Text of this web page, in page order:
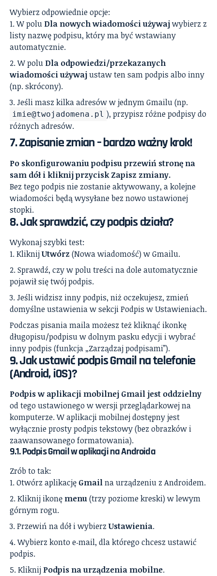
Wybierz odpowiednie opcje:
W polu Dla nowych wiadomości używajwybierz z
listy nazwę podpisu, który ma być wstawiany
automatycznie.
W polu Dla odpowiedzi/przekazanych
wiadomości używajustaw ten sam podpis albo inny
(np. skrócony).
Jeśli masz kilka adresów w jednym Gmailu (np.
imie@twojadomena.pl ), przypisz różne podpisy do
różnych adresów.
7. Zapisanie zmian – bardzo ważny krok!
Po skonfigurowaniu podpisu przewiń stronę na
sam dół i kliknij przycisk Zapisz zmiany.
Bez tego podpis nie zostanie aktywowany, a kolejne
wiadomości będą wysyłane bez nowo ustawionej
stopki.
8. Jak sprawdzić, czy podpis działa?
Wykonaj szybki test:
KliknijUtwórz (Nowa wiadomość) w Gmailu.
Sprawdź, czy w polu treści na dole automatycznie
pojawił się twój podpis.
Jeśli widzisz inny podpis, niż oczekujesz, zmień
domyślne ustawienia w sekcji Podpis w Ustawieniach.
Podczas pisania maila możesz też kliknąć ikonkę
długopisu/podpisu w dolnym pasku edycji i wybrać
inny podpis (funkcja „Zarządzaj podpisami”).
9. Jak ustawić podpis Gmail na telefonie
(Android, iOS)?
Podpis w aplikacji mobilnej Gmail jest oddzielny
od tego ustawionego w wersji przeglądarkowej na
komputerze. W aplikacji mobilnej dostępny jest
wyłącznie prosty podpis tekstowy (bez obrazków i
zaawansowanego formatowania).
9.1. Podpis Gmail w aplikacji na Androida
Zrób to tak:
Otwórz aplikację Gmailna urządzeniu z Androidem.
Kliknij ikonę menu(trzy poziome kreski) w lewym
górnym rogu.
Przewiń na dół i wybierz Ustawienia.
Wybierz konto e‑mail, dla którego chcesz ustawić
podpis.
Kliknij Podpis na urządzenia mobilne.